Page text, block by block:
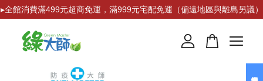
▸全館消費滿499元超商免運，滿999元宅配免運（偏遠地區與離島另議）